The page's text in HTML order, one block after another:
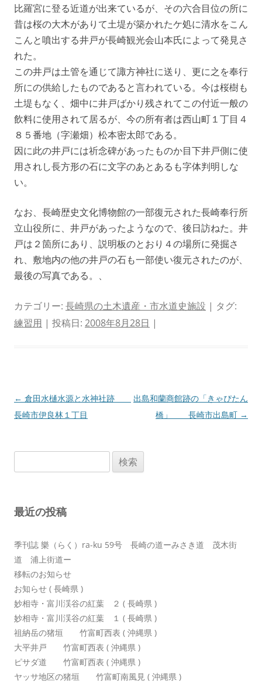
比羅宮に登る近道が出来ているが、その六合目位の所に
昔は桜の大木がありて土堤が築かれたケ処に清水をこん
こんと噴出する井戸が長崎観光会山本氏によって発見さ
れた。
この井戸は土管を通じて諏方神社に送り、更に之を奉行
所にの供給したものであると言われている。今は桜樹も
土堤もなく、畑中に井戸ばかり残されてこの付近一般の
飲料に使用されて居るが、今の所有者は西山町１丁目４
８５番地（字瀬畑）松本密太郎である。
因に此の井戸には祈念碑があったものか目下井戸側に使
用されし長方形の石に文字のあとあるも字体判明しな
い。
なお、長崎歴史文化博物館の一部復元された長崎奉行所
立山役所に、井戸があったようなので、後日訪ねた。井
戸は２箇所にあり、説明板のとおり４の場所に発掘さ
れ、敷地内の他の井戸の石も一部使い復元されたのが、
最後の写真である。、
カテゴリー: 長崎県の土木遺産・市水道史施設 | タグ:
練習用 | 投稿日: 2008年8月28日 |
投
稿
ョ
← 倉田水樋水源と水神社跡
長崎市伊良林１丁目
出島和蘭商館跡の「きゃぴたん
橋」 長崎市出島町 →
索:
最近の投稿
季刊誌 樂（らく）ra-ku 59号 長崎の道ーみさき道 茂木街
道 浦上街道ー
移転のお知らせ
お知らせ ( 長崎県 )
妙相寺・富川渓谷の紅葉 ２ ( 長崎県 )
妙相寺・富川渓谷の紅葉 １ ( 長崎県 )
祖納岳の猪垣 竹富町西表 ( 沖縄県 )
大平井戸 竹富町西表 ( 沖縄県 )
ピサダ道 竹富町西表 ( 沖縄県 )
ヤッサ地区の猪垣 竹富町南風見 ( 沖縄県 )